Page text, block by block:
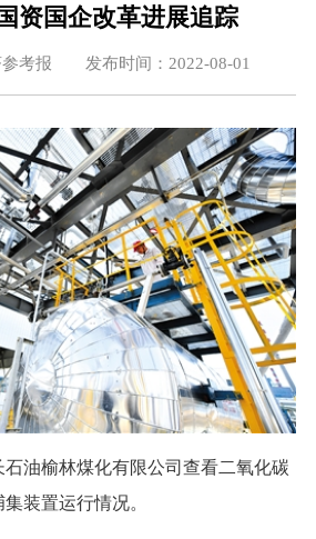
国企改革进展追踪
参考报 发布时间：2022-08-01
油榆林煤化有限公司查看二氧化碳
集装置运行情况。